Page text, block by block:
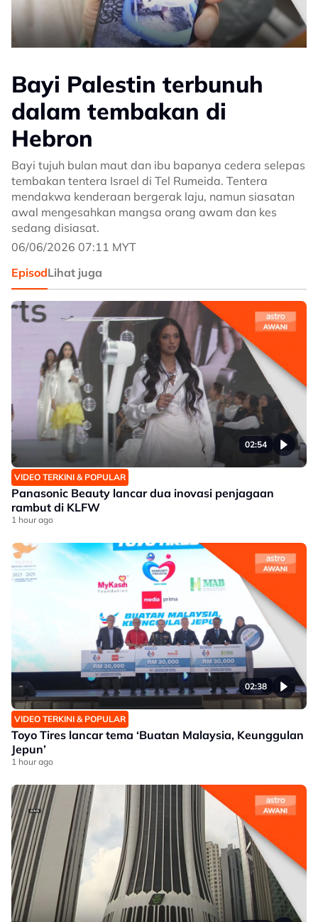
Bayi Palestin terbunuh
dalam tembakan di
Hebron
Bayi tujuh bulan maut dan ibu bapanya cedera selepas
tembakan tentera Israel di Tel Rumeida. Tentera
mendakwa kenderaan bergerak laju, namun siasatan
awal mengesahkan mangsa orang awam dan kes
sedang disiasat.
06/06/2026 07:11 MYT
EpisodLihat juga
02:54
VIDEO TERKINI & POPULAR
Panasonic Beauty lancar dua inovasi penjagaan
rambut di KLFW
1 hour ago
02:38
VIDEO TERKINI & POPULAR
Toyo Tires lancar tema ‘Buatan Malaysia, Keunggulan
Jepun’
1 hour ago